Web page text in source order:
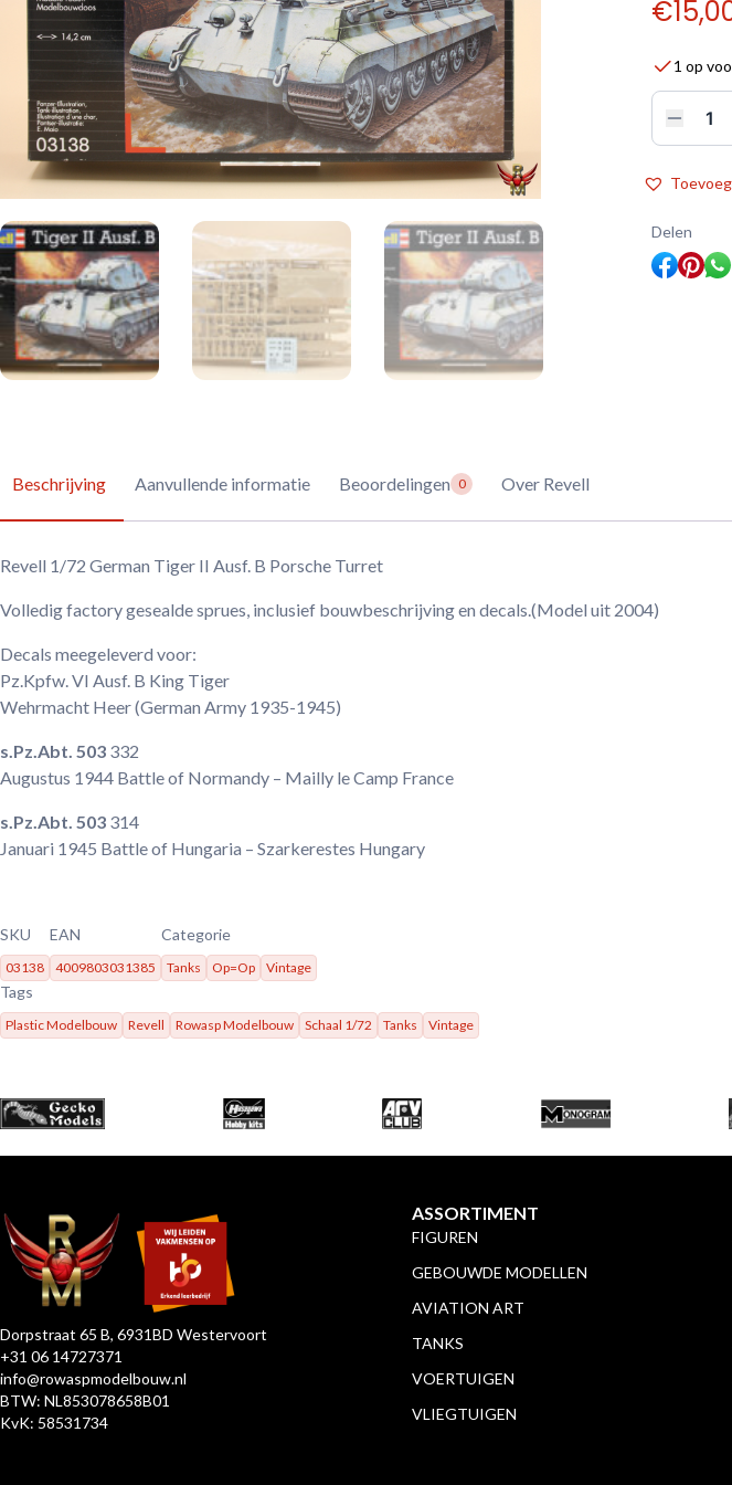
€
1 op
Revell
1/72
Tiger
II
B
Porsche
Turret
aantal
Delen
Beschrijving Aanvullende informatie Beoordelingen 0 Over Revell
Revell 1/72 German Tiger II Ausf. B Porsche Turret
Volledig factory gesealde sprues, inclusief bouwbeschrijving en decals.(Model uit 2004)
Decals meegeleverd voor:
Pz.Kpfw. VI Ausf. B King Tiger
Wehrmacht Heer(German Army 1935-1945)
s.Pz.Abt. 503 332
Augustus 1944 Battle of Normandy – Mailly le Camp France
s.Pz.Abt. 503 314
Januari 1945 Battle of Hungaria – Szarkerestes Hungary
SKU
03138
EAN
4009803031385
Categorie
Tanks Op=Op Vintage
Tags
Plastic Modelbouw Revell Rowasp Modelbouw Schaal 1/72 Tanks Vintage
Dorpstraat 65 B, 6931BD Westervoort
+31 06 14727371
info@rowaspmodelbouw.nl
BTW: NL853078658B01
KvK: 58531734
ASSORTIMENT
FIGUREN
GEBOUWDE MODELLEN
AVIATION ART
TANKS
VOERTUIGEN
VLIEGTUIGEN